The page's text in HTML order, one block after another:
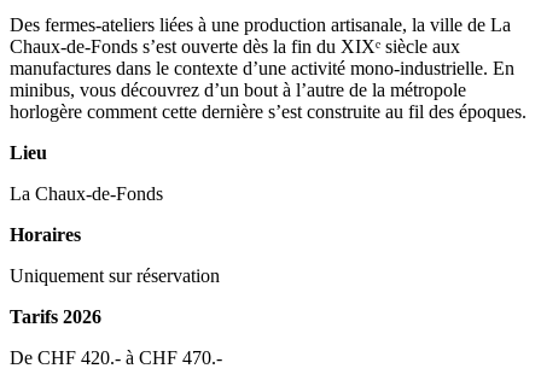
Des fermes-ateliers liées à une production artisanale, la ville de La
Chaux-de-Fonds s’est ouverte dès la fin du XIXᵉ siècle aux
manufactures dans le contexte d’une activité mono-industrielle. En
minibus, vous découvrez d’un bout à l’autre de la métropole
horlogère comment cette dernière s’est construite au fil des époques.
Lieu
La Chaux-de-Fonds
Horaires
Uniquement sur réservation
Tarifs 2026
De CHF 420.- à CHF 470.-